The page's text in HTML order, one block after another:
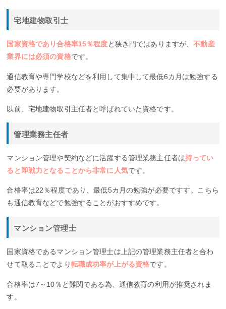
宅地建物取引士
国家資格であり合格率15％程度と狭き門ではありますが、不動産
業界には必須の資格です。
通信教育や専門学校などを利用して集中して最低6カ月は勉強する
必要があります。
以前、宅地建物取引主任者と呼ばれていた資格です。
管理業務主任者
マンション管理や契約などに活躍する管理業務主任者は持ってい
ると即戦力となることから非常に人気です。
合格率は22％程度であり、最低5カ月の勉強が必要ですす。こちら
も通信教育などで勉強することがおすすめです。
マンション管理士
国家資格であるマンション管理士は上記の管理業務主任者と合わ
せて取ることでより転職成功率が上がる資格です。
合格率は7～10％と難関である為、通信教育の利用が推奨されま
す。